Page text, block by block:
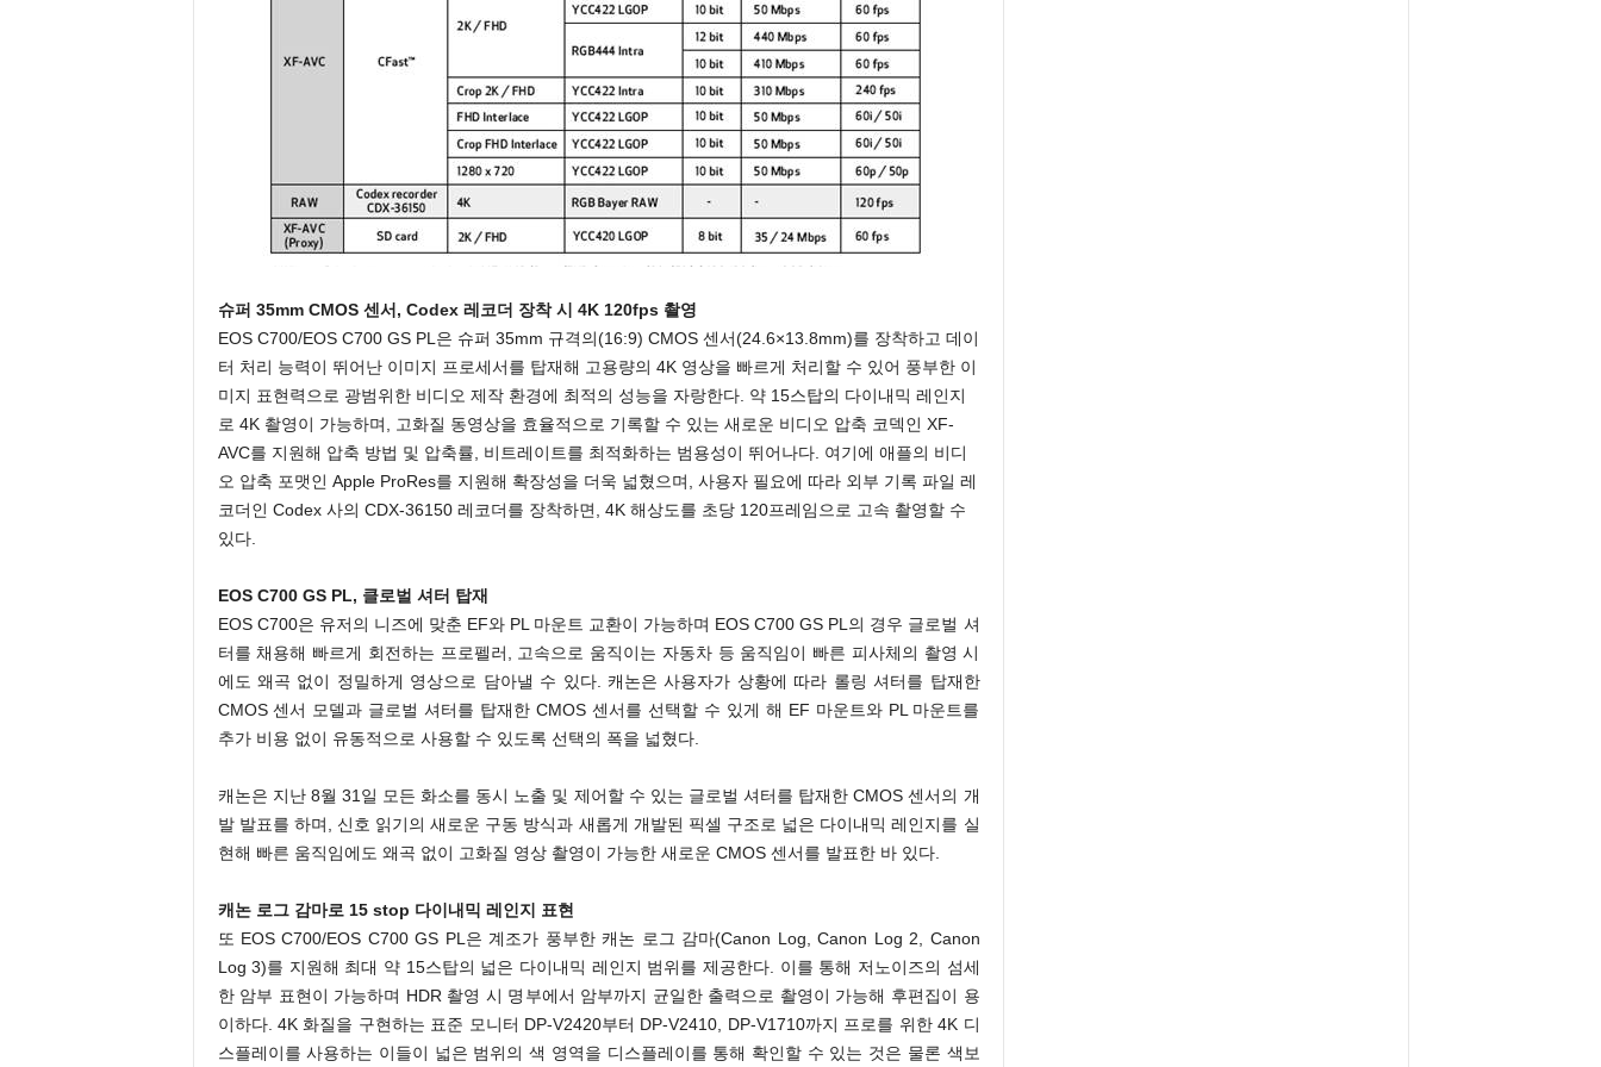
슈퍼 35mm CMOS 센서, Codex 레코더 장착 시 4K 120fps 촬영
EOS C700/EOS C700 GS PL은 슈퍼 35mm 규격의(16:9) CMOS 센서(24.6×13.8mm)를 장착하고 데이
터 처리 능력이 뛰어난 이미지 프로세서를 탑재해 고용량의 4K 영상을 빠르게 처리할 수 있어 풍부한 이
미지 표현력으로 광범위한 비디오 제작 환경에 최적의 성능을 자랑한다. 약 15스탑의 다이내믹 레인지
로 4K 촬영이 가능하며, 고화질 동영상을 효율적으로 기록할 수 있는 새로운 비디오 압축 코덱인 XF-
AVC를 지원해 압축 방법 및 압축률, 비트레이트를 최적화하는 범용성이 뛰어나다. 여기에 애플의 비디
오 압축 포맷인 Apple ProRes를 지원해 확장성을 더욱 넓혔으며, 사용자 필요에 따라 외부 기록 파일 레
코더인 Codex 사의 CDX-36150 레코더를 장착하면, 4K 해상도를 초당 120프레임으로 고속 촬영할 수
있다.
EOS C700 GS PL, 클로벌 셔터 탑재
EOS C700은 유저의 니즈에 맞춘 EF와 PL 마운트 교환이 가능하며 EOS C700 GS PL의 경우 글로벌 셔
터를 채용해 빠르게 회전하는 프로펠러, 고속으로 움직이는 자동차 등 움직임이 빠른 피사체의 촬영 시
에도 왜곡 없이 정밀하게 영상으로 담아낼 수 있다. 캐논은 사용자가 상황에 따라 롤링 셔터를 탑재한
CMOS 센서 모델과 글로벌 셔터를 탑재한 CMOS 센서를 선택할 수 있게 해 EF 마운트와 PL 마운트를
추가 비용 없이 유동적으로 사용할 수 있도록 선택의 폭을 넓혔다.
캐논은 지난 8월 31일 모든 화소를 동시 노출 및 제어할 수 있는 글로벌 셔터를 탑재한 CMOS 센서의 개
발 발표를 하며, 신호 읽기의 새로운 구동 방식과 새롭게 개발된 픽셀 구조로 넓은 다이내믹 레인지를 실
현해 빠른 움직임에도 왜곡 없이 고화질 영상 촬영이 가능한 새로운 CMOS 센서를 발표한 바 있다.
캐논 로그 감마로 15 stop 다이내믹 레인지 표현
또 EOS C700/EOS C700 GS PL은 계조가 풍부한 캐논 로그 감마(Canon Log, Canon Log 2, Canon
Log 3)를 지원해 최대 약 15스탑의 넓은 다이내믹 레인지 범위를 제공한다. 이를 통해 저노이즈의 섬세
한 암부 표현이 가능하며 HDR 촬영 시 명부에서 암부까지 균일한 출력으로 촬영이 가능해 후편집이 용
이하다. 4K 화질을 구현하는 표준 모니터 DP-V2420부터 DP-V2410, DP-V1710까지 프로를 위한 4K 디
스플레이를 사용하는 이들이 넓은 범위의 색 영역을 디스플레이를 통해 확인할 수 있는 것은 물론 색보